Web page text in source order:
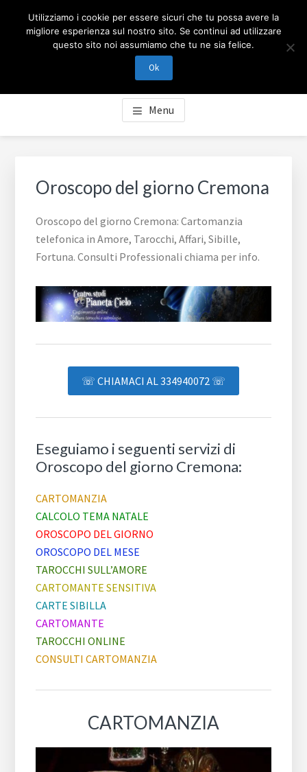
CARTOMANZIA MILANO
Cartomanzia Milano, cartomanzia telefonica in Amore,
Tarocchi, Affari, Sibille, Fortuna. Consulti Professionali
chiama per info.
Menu
Oroscopo del giorno Cremona
Oroscopo del giorno Cremona: Cartomanzia
telefonica in Amore, Tarocchi, Affari, Sibille,
Fortuna. Consulti Professionali chiama per info.
☏ CHIAMACI AL 334940072 ☏
Eseguiamo i seguenti servizi di
Oroscopo del giorno Cremona:
CARTOMANZIA
CALCOLO TEMA NATALE
OROSCOPO DEL GIORNO
OROSCOPO DEL MESE
TAROCCHI SULL’AMORE
CARTOMANTE SENSITIVA
CARTE SIBILLA
CARTOMANTE
TAROCCHI ONLINE
CONSULTI CARTOMANZIA
CARTOMANZIA
Utilizziamo i cookie per essere sicuri che tu possa avere la
migliore esperienza sul nostro sito. Se continui ad utilizzare
questo sito noi assumiamo che tu ne sia felice.
Ok